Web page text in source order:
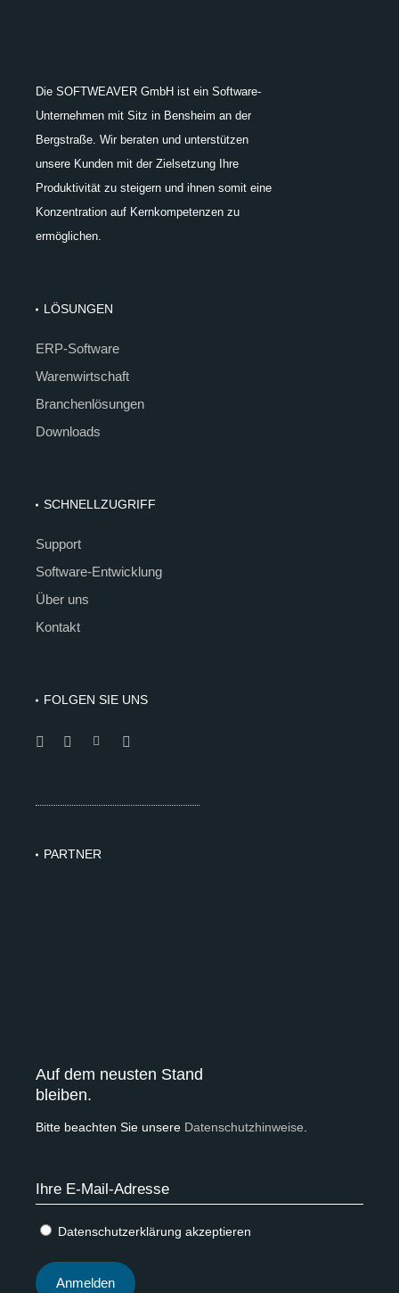
Die SOFTWEAVER GmbH ist ein Software-
Unternehmen mit Sitz in Bensheim an der
Bergstraße. Wir beraten und unterstützen
unsere Kunden mit der Zielsetzung Ihre
Produktivität zu steigern und ihnen somit eine
Konzentration auf Kernkompetenzen zu
ermöglichen.
LÖSUNGEN
ERP-Software
Warenwirtschaft
Branchenlösungen
Downloads
SCHNELLZUGRIFF
Support
Software-Entwicklung
Über uns
Kontakt
FOLGEN SIE UNS
PARTNER
Auf dem neusten Stand
bleiben.
Bitte beachten Sie unsere Datenschutzhinweise.
Datenschutzerklärung akzeptieren